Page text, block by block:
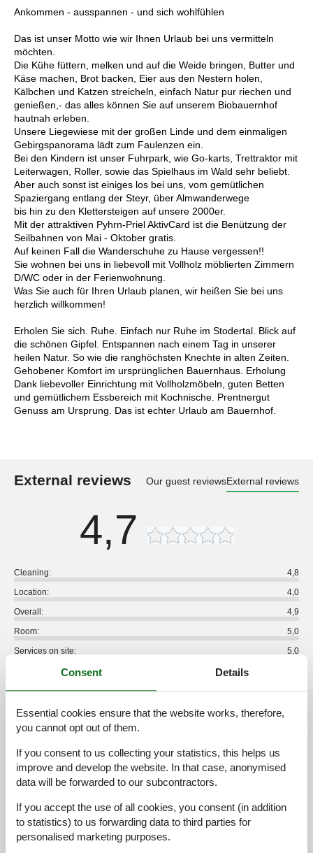
Ankommen - ausspannen - und sich wohlfühlen
Das ist unser Motto wie wir Ihnen Urlaub bei uns vermitteln
möchten.
Die Kühe füttern, melken und auf die Weide bringen, Butter und
Käse machen, Brot backen, Eier aus den Nestern holen,
Kälbchen und Katzen streicheln, einfach Natur pur riechen und
genießen,- das alles können Sie auf unserem Biobauernhof
hautnah erleben.
Unsere Liegewiese mit der großen Linde und dem einmaligen
Gebirgspanorama lädt zum Faulenzen ein.
Bei den Kindern ist unser Fuhrpark, wie Go-karts, Trettraktor mit
Leiterwagen, Roller, sowie das Spielhaus im Wald sehr beliebt.
Aber auch sonst ist einiges los bei uns, vom gemütlichen
Spaziergang entlang der Steyr, über Almwanderwege
bis hin zu den Klettersteigen auf unsere 2000er.
Mit der attraktiven Pyhrn-Priel AktivCard ist die Benützung der
Seilbahnen von Mai - Oktober gratis.
Auf keinen Fall die Wanderschuhe zu Hause vergessen!!
Sie wohnen bei uns in liebevoll mit Vollholz möblierten Zimmern
D/WC oder in der Ferienwohnung.
Was Sie auch für Ihren Urlaub planen, wir heißen Sie bei uns
herzlich willkommen!
Erholen Sie sich. Ruhe. Einfach nur Ruhe im Stodertal. Blick auf
die schönen Gipfel. Entspannen nach einem Tag in unserer
heilen Natur. So wie die ranghöchsten Knechte in alten Zeiten.
Gehobener Komfort im ursprünglichen Bauernhaus. Erholung
Dank liebevoller Einrichtung mit Vollholzmöbeln, guten Betten
und gemütlichem Essbereich mit Kochnische. Prentnergut
Genuss am Ursprung. Das ist echter Urlaub am Bauernhof.
External reviews Our guest reviewsExternal reviews
4,7
Cleaning:
4,8
Location:
4,0
Overall:
4,9
Room:
5,0
Services on site:
5,0
Value for money:
5,0
Room:
5 Services on site: Value for money:
General:
5,0 marts 2019
Cleaning: 5 Location:
Consent Details
Essential cookies ensure that the website works, therefore,
you cannot opt out of them.
If you consent to us collecting your statistics, this helps us
improve and develop the website. In that case, anonymised
data will be forwarded to our subcontractors.
If you accept the use of all cookies, you consent (in addition
to statistics) to us forwarding data to third parties for
personalised marketing purposes.